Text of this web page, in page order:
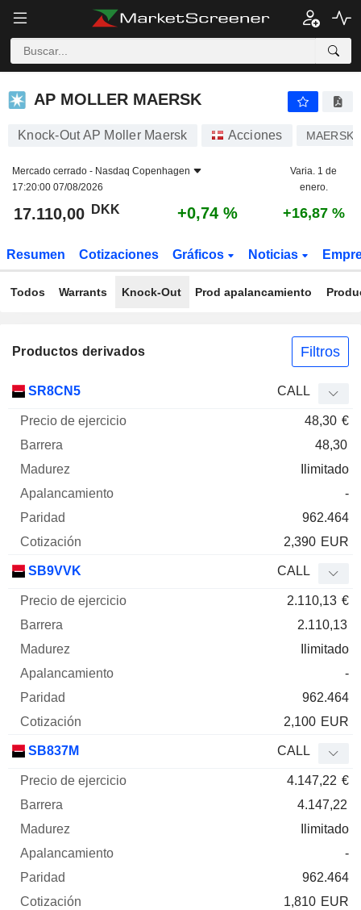
AP MOLLER MAERSK
AP MOLLER MAERSK
Knock-Out AP Moller Maersk Acciones MAERSK
Mercado cerrado - Nasdaq Copenhagen
17:20:00 07/08/2026
Varia. 1 de
enero.
17.110,00 DKK +0,74 % +16,87 %
Resumen Cotizaciones Gráficos Noticias
Todos Warrants Knock-Out Prod apalancamiento
Productos derivados Filtros
Mnemo
ejercicio
Elasticidad
SR8CN5 CALL
48,30 €
48,30
Ilimitado
-
962.464
2,390 EUR
SB9VVK CALL
2.110,13 €
2.110,13
Ilimitado
-
962.464
2,100 EUR
SB837M CALL
4.147,22 €
4.147,22
Ilimitado
-
962.464
1,810 EUR